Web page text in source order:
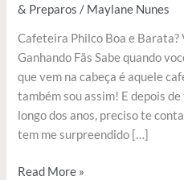
& Preparos / Maylane Nunes
Cafeteira Philco Boa e Barata?
Ganhando Fãs Sabe quando
que vem na cabeça é aquele
também sou assim! E depois
longo dos anos, preciso te
tem me surpreendido […]
Read More »